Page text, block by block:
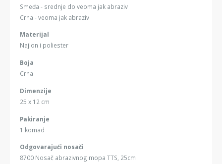
Smeđa - srednje do veoma jak abraziv
Crna - veoma jak abraziv
Materijal
Najlon i poliester
Boja
Crna
Dimenzije
25 x 12 cm
Pakiranje
1 komad
Odgovarajući nosači
8700 Nosač abrazivnog mopa TTS, 25cm